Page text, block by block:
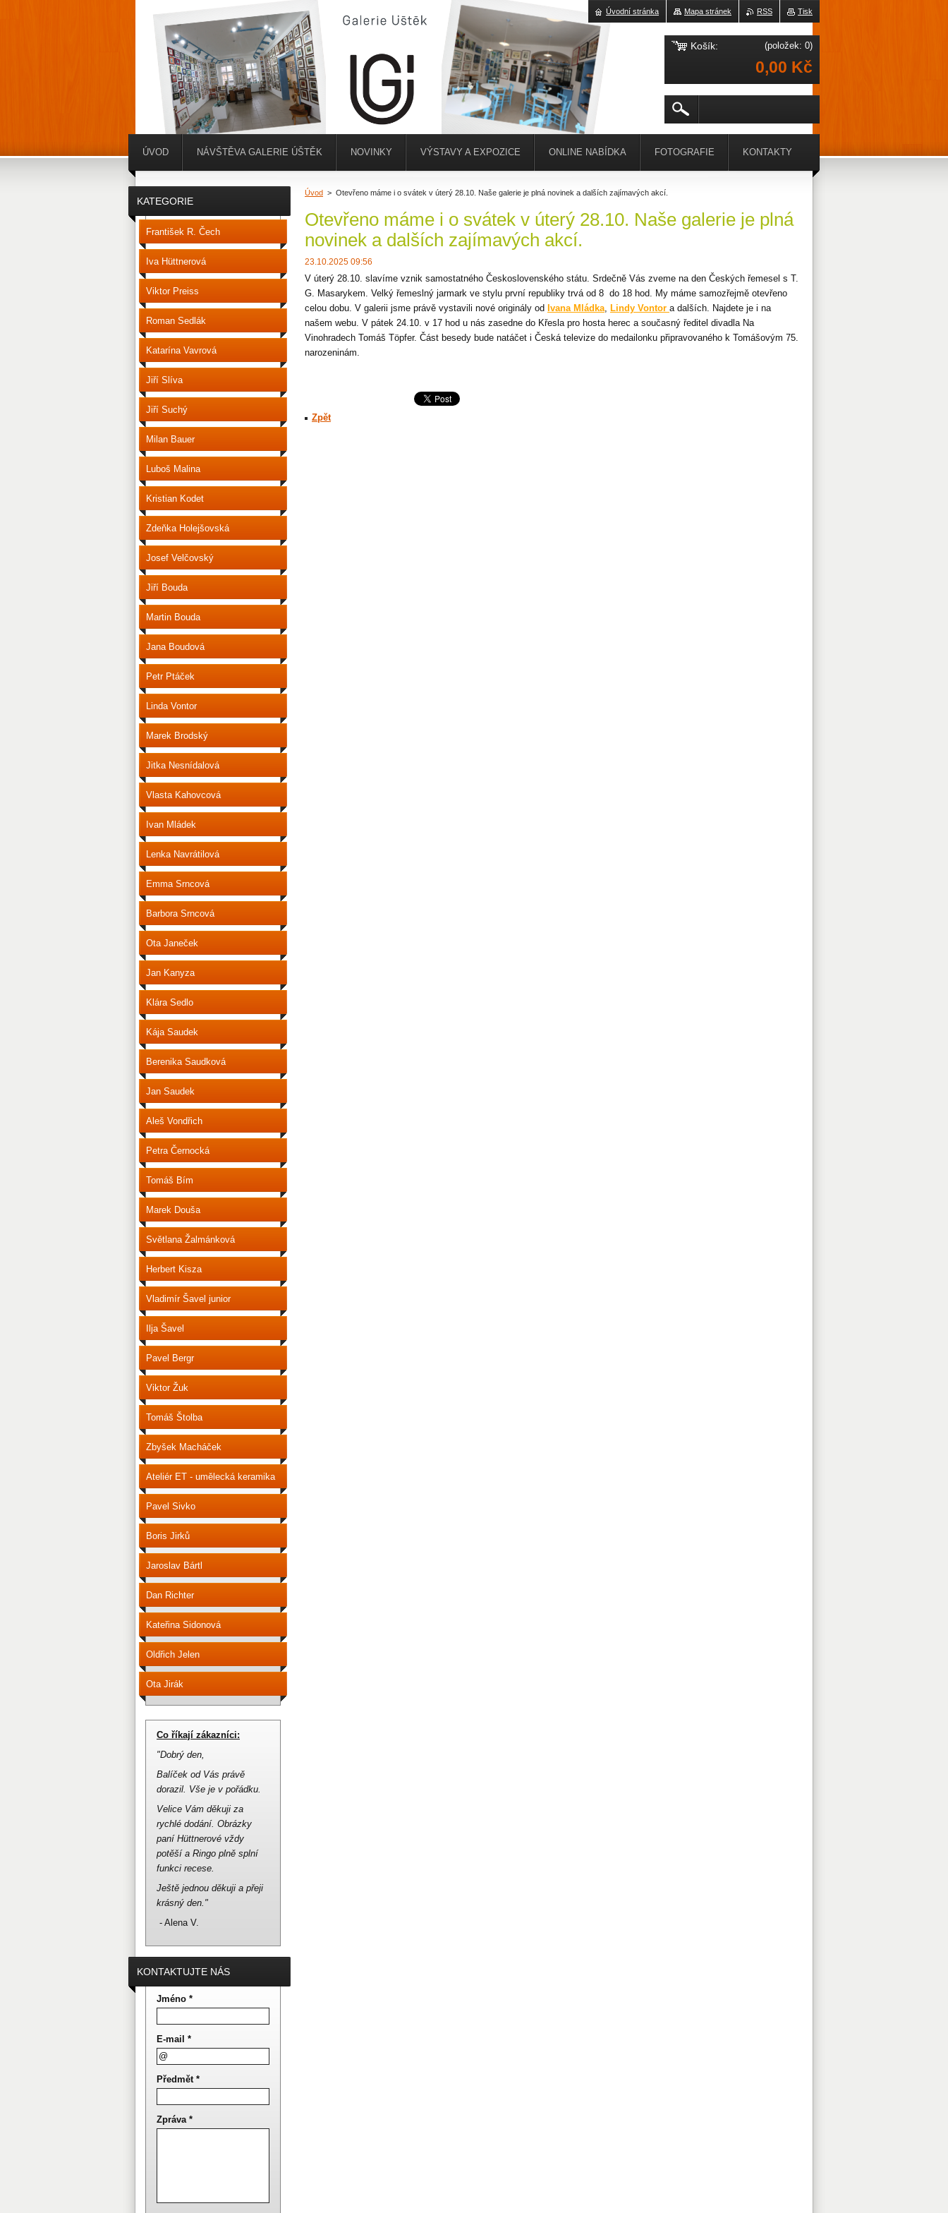
Úvod > Otevřeno máme i o svátek v úterý 28.10. Naše galerie je plná novinek a dalších zajímavých akcí.
Otevřeno máme i o svátek v úterý 28.10. Naše galerie je plná
novinek a dalších zajímavých akcí.
23.10.2025 09:56
V úterý 28.10. slavíme vznik samostatného Československého státu. Srdečně Vás zveme na den Českých řemesel s T.
G. Masarykem. Velký řemeslný jarmark ve stylu první republiky trvá od 8 do 18 hod. My máme samozřejmě otevřeno
celou dobu. V galerii jsme právě vystavili nové originály od Ivana Mládka, Lindy Vontor a dalších. Najdete je i na
našem webu. V pátek 24.10. v 17 hod u nás zasedne do Křesla pro hosta herec a současný ředitel divadla Na
Vinohradech Tomáš Töpfer. Část besedy bude natáčet i Česká televize do medailonku připravovaného k Tomášovým 75.
narozeninám.
Zpět
KATEGORIE
František R. Čech
Iva Hüttnerová
Viktor Preiss
Roman Sedlák
Katarína Vavrová
Jiří Slíva
Jiří Suchý
Milan Bauer
Luboš Malina
Kristian Kodet
Zdeňka Holejšovská
Josef Velčovský
Jiří Bouda
Martin Bouda
Jana Boudová
Petr Ptáček
Linda Vontor
Marek Brodský
Jitka Nesnídalová
Vlasta Kahovcová
Ivan Mládek
Lenka Navrátilová
Emma Srncová
Barbora Srncová
Ota Janeček
Jan Kanyza
Klára Sedlo
Kája Saudek
Berenika Saudková
Jan Saudek
Aleš Vondřich
Petra Černocká
Tomáš Bím
Marek Douša
Světlana Žalmánková
Herbert Kisza
Vladimír Šavel junior
Ilja Šavel
Pavel Bergr
Viktor Žuk
Tomáš Štolba
Zbyšek Macháček
Ateliér ET - umělecká keramika
Pavel Sivko
Boris Jirků
Jaroslav Bártl
Dan Richter
Kateřina Sidonová
Oldřich Jelen
Ota Jirák
Co říkají zákazníci:
"Dobrý den,
Balíček od Vás právě
dorazil. Vše je v pořádku.
Velice Vám děkuji za
rychlé dodání. Obrázky
paní Hüttnerové vždy
potěší a Ringo plně splní
funkci recese.
Ještě jednou děkuji a přeji
krásný den."
- Alena V.
KONTAKTUJTE NÁS
Jméno *
E-mail *
Předmět *
Zpráva *
ÚVOD NÁVŠTĚVA GALERIE ÚŠTĚK NOVINKY VÝSTAVY A EXPOZICE ONLINE NABÍDKA FOTOGRAFIE KONTAKTY
Tisk
RSS
Mapa stránek
Úvodní stránka
Košík: (položek: 0)
0,00 Kč